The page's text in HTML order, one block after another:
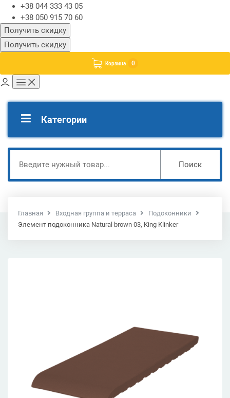
+38 044 333 43 05
+38 050 915 70 60
Получить скидку
Получить скидку
Корзина 0
Категории
Поиск
Главная Входная группа и терраса
Подоконники
Элемент подоконника Natural brown 03, King Klinker